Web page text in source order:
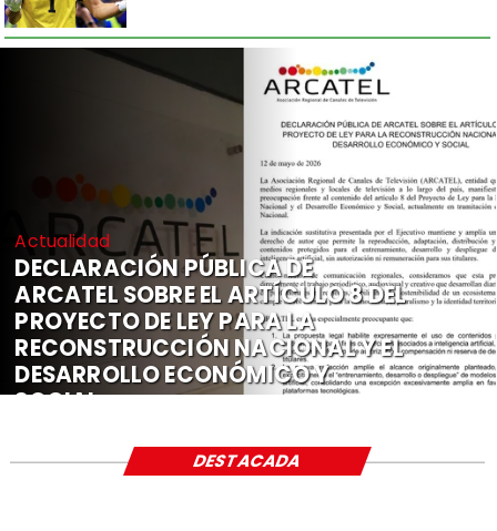
Actualidad
DECLARACIÓN PÚBLICA DE
ARCATEL SOBRE EL ARTÍCULO 8 DEL
PROYECTO DE LEY PARA LA
RECONSTRUCCIÓN NACIONAL Y EL
DESARROLLO ECONÓMICO Y
SOCIAL
DESTACADA